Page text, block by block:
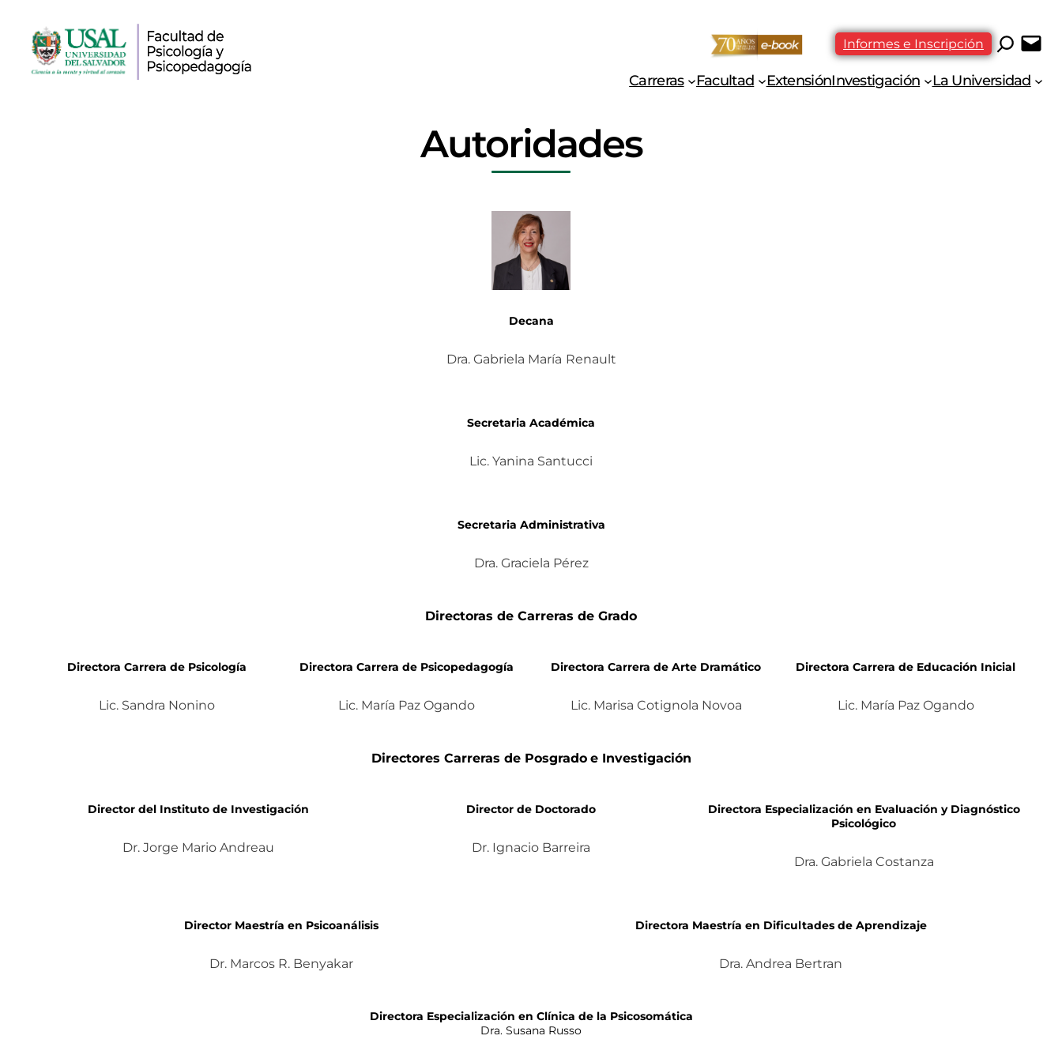
Informes e Inscripción
Carreras Facultad ExtensiónInvestigación La Universidad
Autoridades
Decana
Dra. Gabriela María Renault
Secretaria Académica
Lic. Yanina Santucci
Secretaria Administrativa
Dra. Graciela Pérez
Directoras de Carreras de Grado
Directora Carrera de Psicología
Lic. Sandra Nonino
Directora Carrera de Psicopedagogía
Lic. María Paz Ogando
Directora Carrera de Arte Dramático
Lic. Marisa Cotignola Novoa
Directora Carrera de Educación Inicial
Lic. María Paz Ogando
Directores Carreras de Posgrado e Investigación
Director del Instituto de Investigación
Dr. Jorge Mario Andreau
Director de Doctorado
Dr. Ignacio Barreira
Directora Especialización en Evaluación y Diagnóstico
Psicológico
Dra. Gabriela Costanza
Director Maestría en Psicoanálisis
Dr. Marcos R. Benyakar
Directora Maestría en Dificultades de Aprendizaje
Dra. Andrea Bertran
Directora Especialización en Clínica de la Psicosomática
Dra. Susana Russo